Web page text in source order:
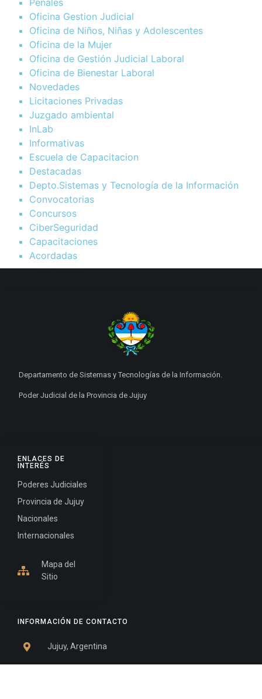
Oficina Gestion Judicial
Oficina de Niños, Niñas y Adolescentes
Oficina de la Mujer
Oficina de Gestión Judicial Laboral
Oficina de Bienestar Laboral
Novedades
Licitaciones Privadas
Juzgado ambiental
InLab
Informativas
Escuela de Capacitacion
Destacadas
Depto.Sistemas y Tecnología de la Información
Convocatorias
Concursos
CiberSeguridad
Capacitaciones
Acordadas
INFORMACIÓN DE CONTACTO
Jujuy, Argentina
ENLACES DE
INTERÉS
Poderes Judiciales
Provincia de Jujuy
Nacionales
Internacionales
Mapa del
Sitio
Departamento de Sistemas y Tecnologías de la Información.
Poder Judicial de la Provincia de Jujuy